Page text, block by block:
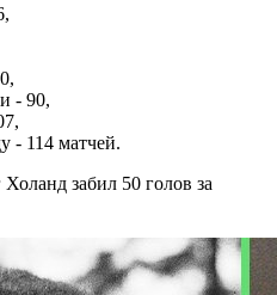
- 90,
114 матчей.
забил 50 голов за